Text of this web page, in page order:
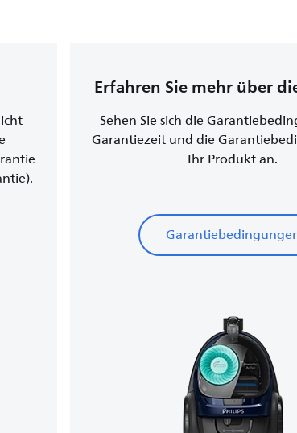
Erfahren Sie mehr über
Sehen Sie sich die
Garantiezeit und die
Ihr Produkt an.